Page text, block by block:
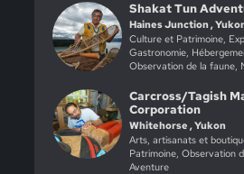
Shakat Tun
Haines Junction ,
Culture et Patrimoine,
Gastronomie,
Observation de la faune,
Carcross/Tagish
Corporation
Whitehorse , Yukon
Arts, artisanats et
Patrimoine, Observation
Aventure